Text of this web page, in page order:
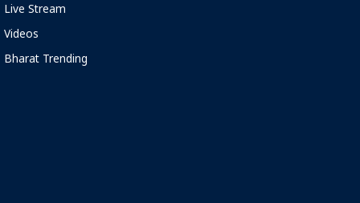
Live Stream
Videos
Bharat Trending